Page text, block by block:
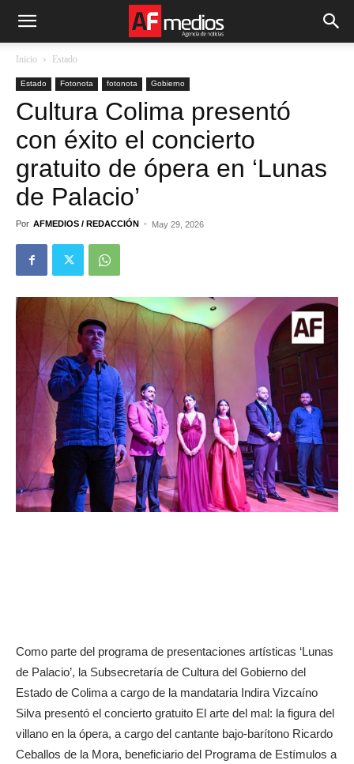
Inicio Estado
Estado Fotonota fotonota Gobierno
Cultura Colima presentó
con éxito el concierto
gratuito de ópera en ‘Lunas
de Palacio’
Por AFMEDIOS / REDACCIÓN - May 29, 2026
Como parte del programa de presentaciones artísticas ‘Lunas
de Palacio’, la Subsecretaría de Cultura del Gobierno del
Estado de Colima a cargo de la mandataria Indira Vizcaíno
Silva presentó el concierto gratuito El arte del mal: la figura del
villano en la ópera, a cargo del cantante bajo-barítono Ricardo
Ceballos de la Mora, beneficiario del Programa de Estímulos a